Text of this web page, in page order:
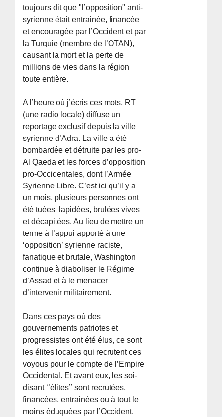
toujours dit que "l’opposition" anti-
syrienne était entrainée, financée
et encouragée par l’Occident et par
la Turquie (membre de l’OTAN),
causant la mort et la perte de
millions de vies dans la région
toute entière.
A l’heure où j’écris ces mots, RT
(une radio locale) diffuse un
reportage exclusif depuis la ville
syrienne d’Adra. La ville a été
bombardée et détruite par les pro-
Al Qaeda et les forces d’opposition
pro-Occidentales, dont l’Armée
Syrienne Libre. C’est ici qu’il y a
un mois, plusieurs personnes ont
été tuées, lapidées, brulées vives
et décapitées. Au lieu de mettre un
terme à l’appui apporté à une
‘opposition’ syrienne raciste,
fanatique et brutale, Washington
continue à diaboliser le Régime
d’Assad et à le menacer
d’intervenir militairement.
Dans ces pays où des
gouvernements patriotes et
progressistes ont été élus, ce sont
les élites locales qui recrutent ces
voyous pour le compte de l’Empire
Occidental. Et avant eux, les soi-
disant ‘’élites’’ sont recrutées,
financées, entrainées ou à tout le
moins éduquées par l’Occident.